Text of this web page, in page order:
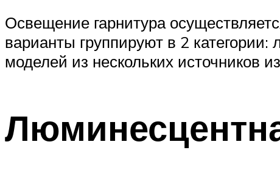
Освещение гарнитура
варианты группируют в 2 категории:
моделей из нескольких источников